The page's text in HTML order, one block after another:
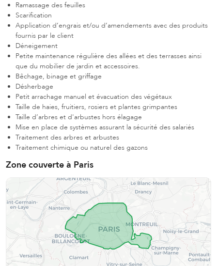
Ramassage des feuilles
Scarification
Application d’engrais et/ou d’amendements avec des produits
fournis par le client
Déneigement
Petite maintenance régulière des allées et des terrasses ainsi
que du mobilier de jardin et accessoires.
Bêchage, binage et griffage
Désherbage
Petit arrachage manuel et évacuation des végétaux
Taille de haies, fruitiers, rosiers et plantes grimpantes
Taille d’arbres et d'arbustes hors élagage
Mise en place de systèmes assurant la sécurité des salariés
Traitement des arbres et arbustes
Traitement chimique ou naturel des gazons
Zone couverte à Paris